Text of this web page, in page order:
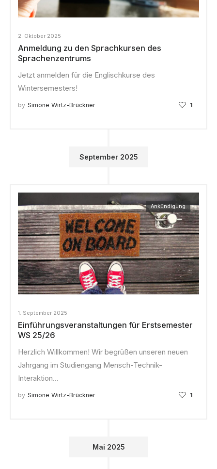
2. Oktober 2025
Anmeldung zu den Sprachkursen des
Sprachenzentrums
Jetzt anmelden für die Englischkurse des
Wintersemesters!
by Simone Wirtz-Brückner 1
September 2025
1. September 2025
Ankündigung
Einführungs­veranstaltungen für Erstsemester
WS 25/26
Herzlich Willkommen! Wir begrüßen unseren neuen
Jahrgang im Studiengang Mensch-Technik-
Interaktion…
by Simone Wirtz-Brückner 1
Mai 2025